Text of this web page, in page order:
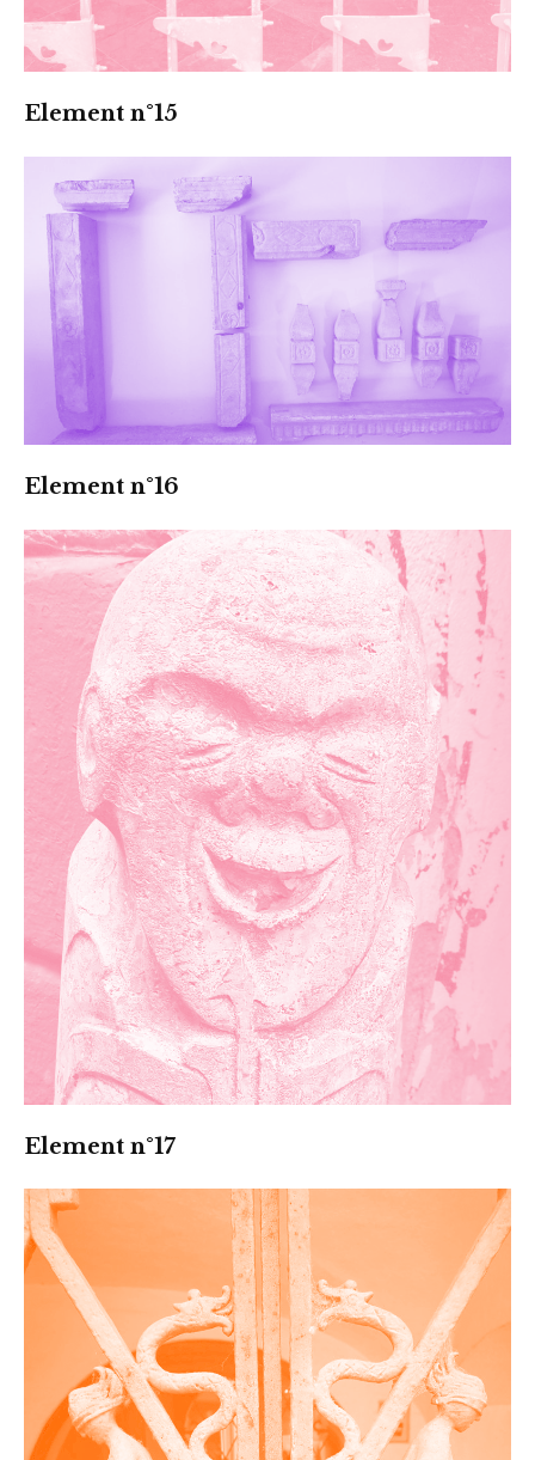
Element n°15
Element n°16
Element n°17